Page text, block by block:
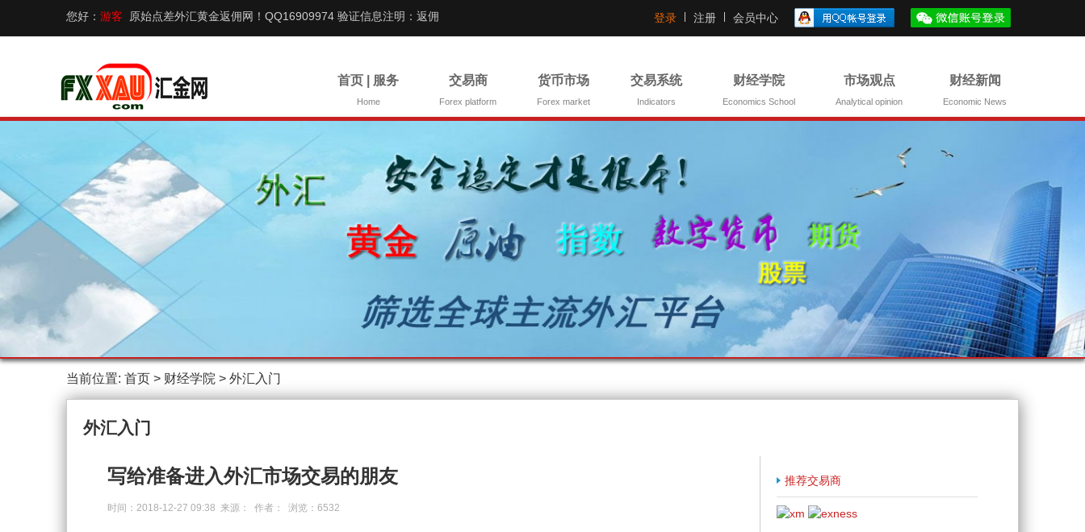
您好： 游客 原始点差外汇黄金返佣网！QQ16909974 验证信息注明：返佣 登录 注册 会员中心
首页 | 服务
Home
交易商
Forex platform
货币市场
Forex market
交易系统
Indicators
财经学院
Economics School
市场观点
Analytical opinion
财经新闻
Economic News
当前位置: 首页 > 财经学院 > 外汇入门
外汇入门
写给准备进入外汇市场交易的朋友
时间：2018-12-27 09:38 来源： 作者： 浏览：6532
推荐交易商